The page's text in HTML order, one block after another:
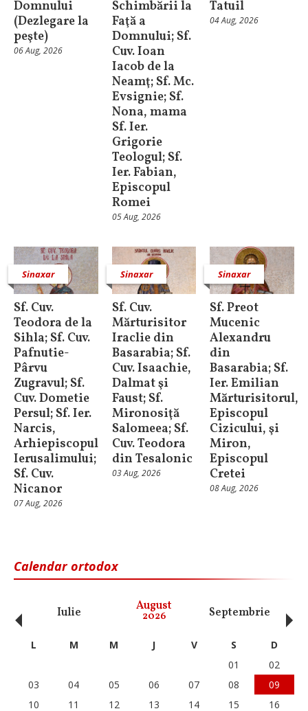
Domnului
(Dezlegare la
peşte)
06 Aug, 2026
Schimbării la
Faţă a
Domnului; Sf.
Cuv. Ioan
Iacob de la
Neamţ; Sf. Mc.
Evsignie; Sf.
Nona, mama
Sf. Ier.
Grigorie
Teologul; Sf.
Ier. Fabian,
Episcopul
Romei
05 Aug, 2026
Tatuil
04 Aug, 2026
Sinaxar
Sf. Cuv.
Teodora de la
Sihla; Sf. Cuv.
Pafnutie-
Pârvu
Zugravul; Sf.
Cuv. Dometie
Persul; Sf. Ier.
Narcis,
Arhiepiscopul
Ierusalimului;
Sf. Cuv.
Nicanor
07 Aug, 2026
Sinaxar
Sf. Cuv.
Mărturisitor
Iraclie din
Basarabia; Sf.
Cuv. Isaachie,
Dalmat şi
Faust; Sf.
Mironosiţă
Salomeea; Sf.
Cuv. Teodora
din Tesalonic
03 Aug, 2026
Sinaxar
Sf. Preot
Mucenic
Alexandru
din
Basarabia; Sf.
Ier. Emilian
Mărturisitorul,
Episcopul
Cizicului, şi
Miron,
Episcopul
Cretei
08 Aug, 2026
Calendar ortodox
Iulie August
2026 Septembrie
‹ L M M J V S
D
01
02
03
04 05 06 07 08
09
10
11 12 13 14 15
16